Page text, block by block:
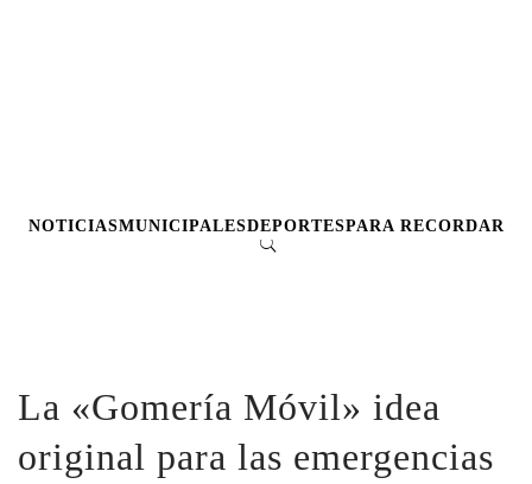
NOTICIASMUNICIPALESDEPORTESPARA RECORDAR
La «Gomería Móvil» idea
original para las emergencias